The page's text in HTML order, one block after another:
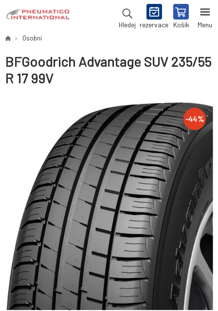
Hledej rezervace Košík Menu
Osobní
BFGoodrich Advantage SUV 235/55
R 17 99V
-44%